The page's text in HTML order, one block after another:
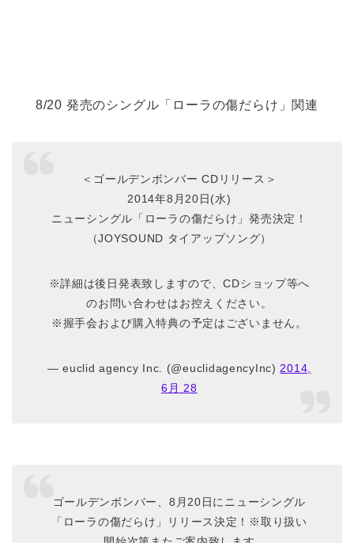
8/20 発売のシングル「ローラの傷だらけ」関連
＜ゴールデンボンバー CDリリース＞
2014年8月20日(水)
ニューシングル「ローラの傷だらけ」発売決定！
（JOYSOUND タイアップソング）
※詳細は後日発表致しますので、CDショップ等へ
のお問い合わせはお控えください。
※握手会および購入特典の予定はございません。
— euclid agency Inc. (@euclidagencyInc) 2014,
6月 28
ゴールデンボンバー、8月20日にニューシングル
「ローラの傷だらけ」リリース決定！※取り扱い